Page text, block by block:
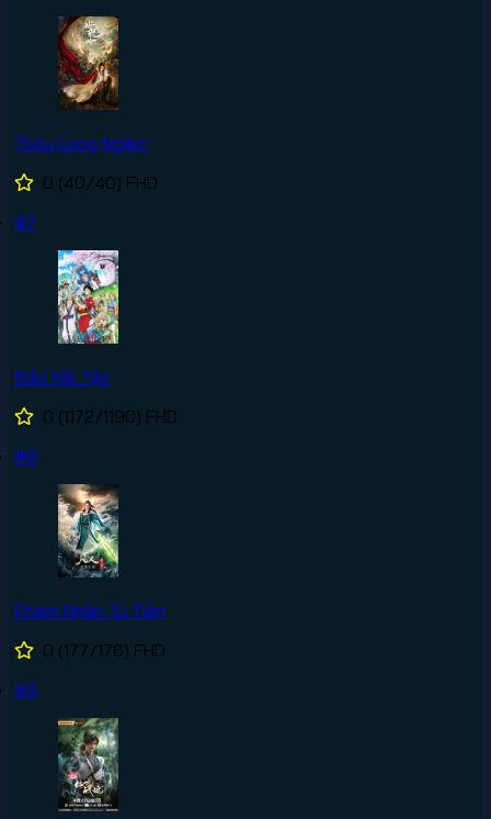
Thủy Long Ngâm
0 (40/40) FHD
#7
Đảo Hải Tặc
0 (1172/1190) FHD
#8
Phàm Nhân Tu Tiên
0 (177/176) FHD
#9